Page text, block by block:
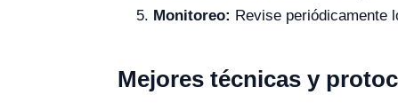
Monitoreo: Revise periódicamente
Mejores técnicas y